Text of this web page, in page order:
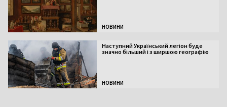
НОВИНИ
Наступний Український легіон буде
значно більший і з ширшою географію
НОВИНИ